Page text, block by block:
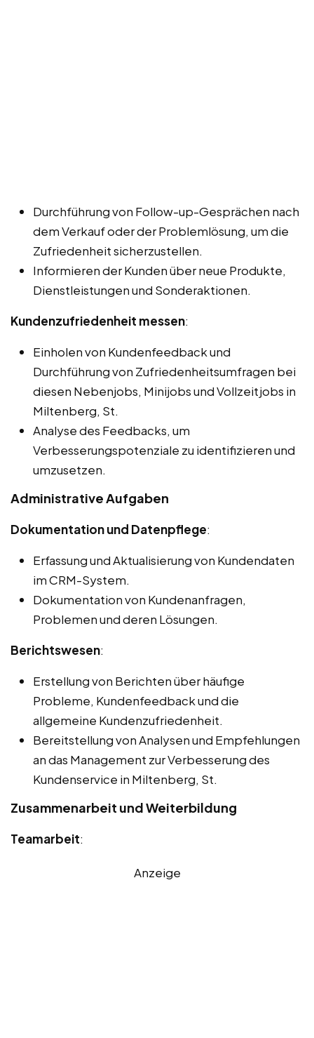
Durchführung von Follow-up-Gesprächen nach
dem Verkauf oder der Problemlösung, um die
Zufriedenheit sicherzustellen.
Informieren der Kunden über neue Produkte,
Dienstleistungen und Sonderaktionen.
Kundenzufriedenheit messen:
Einholen von Kundenfeedback und
Durchführung von Zufriedenheitsumfragen bei
diesen Nebenjobs, Minijobs und Vollzeitjobs in
Miltenberg, St.
Analyse des Feedbacks, um
Verbesserungspotenziale zu identifizieren und
umzusetzen.
Administrative Aufgaben
Dokumentation und Datenpflege:
Erfassung und Aktualisierung von Kundendaten
im CRM-System.
Dokumentation von Kundenanfragen,
Problemen und deren Lösungen.
Berichtswesen:
Erstellung von Berichten über häufige
Probleme, Kundenfeedback und die
allgemeine Kundenzufriedenheit.
Bereitstellung von Analysen und Empfehlungen
an das Management zur Verbesserung des
Kundenservice in Miltenberg, St.
Zusammenarbeit und Weiterbildung
Teamarbeit:
Anzeige